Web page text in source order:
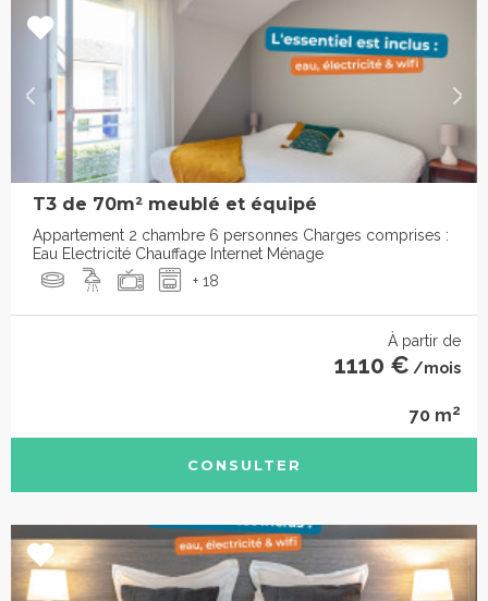
T3 de 70m² meublé et équipé
Appartement 2 chambre 6 personnes Charges comprises :
Eau Electricité Chauffage Internet Ménage
+ 18
À partir de
1110 € /mois
70 m2
CONSULTER